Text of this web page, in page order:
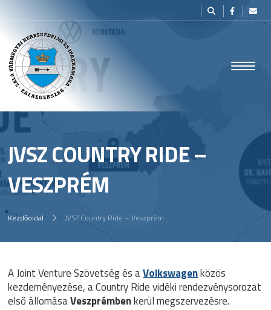
JVSZ COUNTRY RIDE –
VESZPRÉM
Kezdőoldal JVSZ Country Ride – Veszprém
AJoint Venture Szövetségés aVolkswagenközös
kezdeményezése, a Country Ride vidéki rendezvénysorozat
első állomásaVeszprémbenkerül megszervezésre.